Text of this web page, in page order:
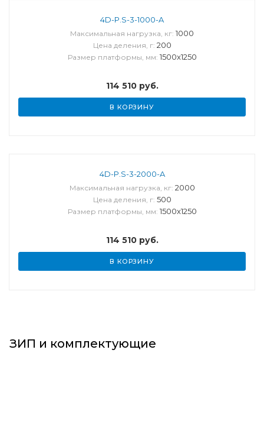
4D-P.S-3-1000-A
Максимальная нагрузка, кг: 1000
Цена деления, г: 200
Размер платформы, мм: 1500x1250
114 510руб.
В КОРЗИНУ
4D-P.S-3-2000-A
Максимальная нагрузка, кг: 2000
Цена деления, г: 500
Размер платформы, мм: 1500x1250
114 510руб.
В КОРЗИНУ
ЗИП и комплектующие